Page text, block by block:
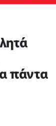
πάντα